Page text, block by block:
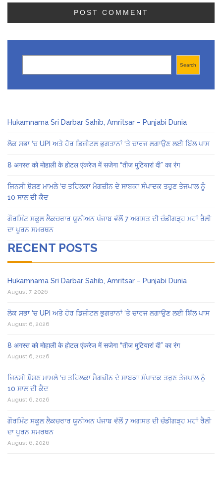
Search
Hukamnama Sri Darbar Sahib, Amritsar – Punjabi Dunia
ਲੋਕ ਸਭਾ ‘ਚ UPI ਅਤੇ ਹੋਰ ਡਿਜ਼ੀਟਲ ਭੁਗਤਾਨਾਂ ‘ਤੇ ਚਾਰਜ ਲਗਾਉਣ ਲਈ ਬਿੱਲ ਪਾਸ
8 अगस्त को मोहाली के होटल एंकरेज में सजेगा “तीज मुटियारां दी” का रंग
ਜਿਨਸੀ ਸ਼ੋਸ਼ਣ ਮਾਮਲੇ ‘ਚ ਤਹਿਲਕਾ ਮੈਗਜ਼ੀਨ ਦੇ ਸਾਬਕਾ ਸੰਪਾਦਕ ਤਰੁਣ ਤੇਜਪਾਲ ਨੂੰ
10 ਸਾਲ ਦੀ ਕੈਦ
ਗੌਰਮਿੰਟ ਸਕੂਲ ਲੈਕਚਰਾਰ ਯੂਨੀਅਨ ਪੰਜਾਬ ਵੱਲੋਂ 7 ਅਗਸਤ ਦੀ ਚੰਡੀਗੜ੍ਹ ਮਹਾਂ ਰੈਲੀ
ਦਾ ਪੂਰਨ ਸਮਰਥਨ
RECENT POSTS
Hukamnama Sri Darbar Sahib, Amritsar – Punjabi Dunia
August 7, 2026
ਲੋਕ ਸਭਾ ‘ਚ UPI ਅਤੇ ਹੋਰ ਡਿਜ਼ੀਟਲ ਭੁਗਤਾਨਾਂ ‘ਤੇ ਚਾਰਜ ਲਗਾਉਣ ਲਈ ਬਿੱਲ ਪਾਸ
August 6, 2026
8 अगस्त को मोहाली के होटल एंकरेज में सजेगा “तीज मुटियारां दी” का रंग
August 6, 2026
ਜਿਨਸੀ ਸ਼ੋਸ਼ਣ ਮਾਮਲੇ ‘ਚ ਤਹਿਲਕਾ ਮੈਗਜ਼ੀਨ ਦੇ ਸਾਬਕਾ ਸੰਪਾਦਕ ਤਰੁਣ ਤੇਜਪਾਲ ਨੂੰ
10 ਸਾਲ ਦੀ ਕੈਦ
August 6, 2026
ਗੌਰਮਿੰਟ ਸਕੂਲ ਲੈਕਚਰਾਰ ਯੂਨੀਅਨ ਪੰਜਾਬ ਵੱਲੋਂ 7 ਅਗਸਤ ਦੀ ਚੰਡੀਗੜ੍ਹ ਮਹਾਂ ਰੈਲੀ
ਦਾ ਪੂਰਨ ਸਮਰਥਨ
August 6, 2026